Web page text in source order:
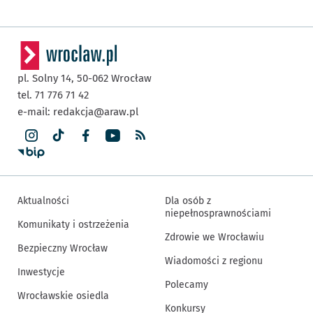
pl. Solny 14, 50-062 Wrocław
tel. 71 776 71 42
e-mail: redakcja@araw.pl
Aktualności
Komunikaty i ostrzeżenia
Bezpieczny Wrocław
Inwestycje
Wrocławskie osiedla
Dla osób z
niepełnosprawnościami
Zdrowie we Wrocławiu
Wiadomości z regionu
Polecamy
Konkursy